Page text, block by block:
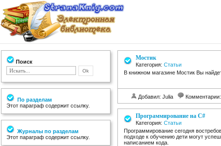
Поиск
По разделам
Этот параграф содержит ссылку.
Журналы по разделам
Этот параграф содержит ссылку.
Мостик
Категория: Статьи
В книжном магазине Мостик Вы
Добавил: Julia
Программирование на C#
Категория: Статьи
Программирование сегодня
подходе к обучению дети могут
написанием кода.